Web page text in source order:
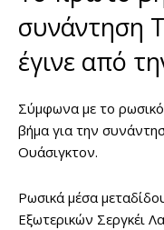
συνάντηση
έγινε από
Σύμφωνα με το
βήμα για την
Ουάσιγκτον.
Ρωσικά μέσα
Εξωτερικών Σεργκέι